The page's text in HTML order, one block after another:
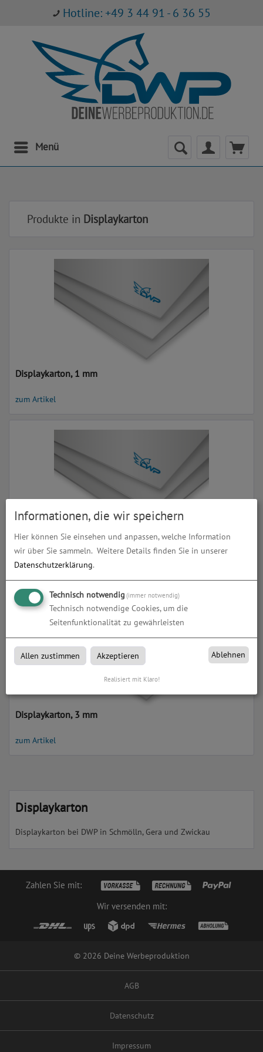
Hotline: +49 3 44 91 - 6 36 55
Menü
Produkte in Displaykarton
Displaykarton, 1 mm
zum Artikel
zum Artikel
Displaykarton, 3 mm
zum Artikel
Displaykarton
Displaykarton bei DWP in Schmölln, Gera und Zwickau
Zahlen Sie mit:
Wir versenden mit:
© 2026 Deine Werbeproduktion
AGB
Datenschutz
Impressum
Informationen, die wir speichern
Hier können Sie einsehen und anpassen, welche Information
wir über Sie sammeln. Weitere Details finden Sie in unserer
Datenschutzerklärung.
Technisch notwendig (immer notwendig)
Technisch notwendige Cookies, um die
Seitenfunktionalität zu gewährleisten
Allen zustimmen Akzeptieren Ablehnen
Realisiert mit Klaro!